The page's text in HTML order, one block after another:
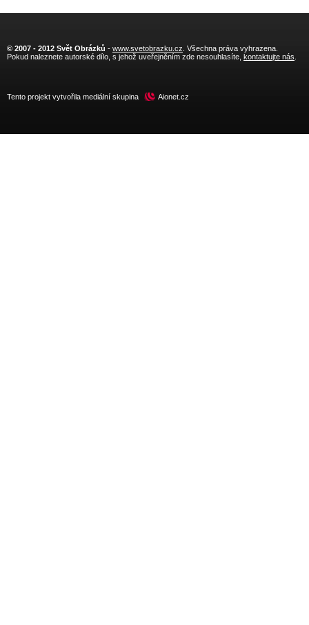
© 2007 - 2012 Svět Obrázků - www.svetobrazku.cz . Všechna práva vyhrazena.
Pokud naleznete autorské dílo, s jehož uveřejněním zde nesouhlasíte, kontaktujte nás
Tento projekt vytvořila mediální skupina Aionet.cz